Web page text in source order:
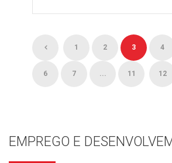
1 2 3 4
6 7 ... 11 12
EMPREGO E